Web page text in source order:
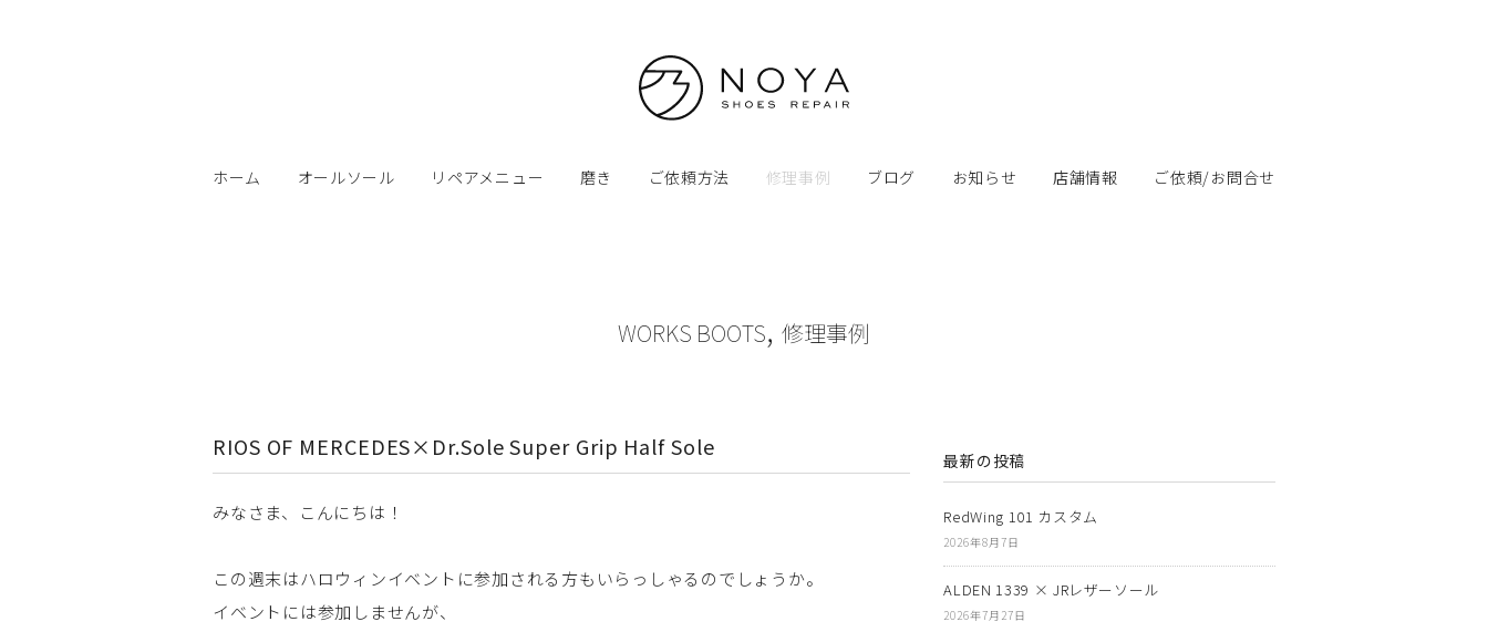
ホーム オールソール リペアメニュー 磨き ご依頼方法 修理事例 ブログ お知らせ 店舗情報 ご依頼/お問合せ
WORKS BOOTS, 修理事例
RIOS OF MERCEDES×Dr.Sole Super Grip Half Sole
みなさま、こんにちは！
この週末はハロウィンイベントに参加される方もいらっしゃるのでしょうか。
イベントには参加しませんが、
最新の投稿
RedWing 101 カスタム
2026年8月7日
ALDEN 1339 × JRレザーソール
2026年7月27日